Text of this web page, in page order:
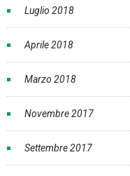
Luglio 2018
Aprile 2018
Marzo 2018
Novembre 2017
Settembre 2017